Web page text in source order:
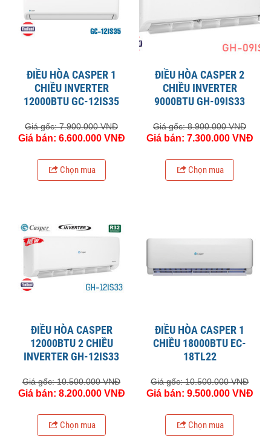
ĐIỀU HÒA CASPER 1
CHIỀU INVERTER
12000BTU GC-12IS35
Giá gốc: 7.900.000 VNĐ
Giá bán: 6.600.000 VNĐ
Chọn mua
ĐIỀU HÒA CASPER 2
CHIỀU INVERTER
9000BTU GH-09IS33
Giá gốc: 8.900.000 VNĐ
Giá bán: 7.300.000 VNĐ
Chọn mua
ĐIỀU HÒA CASPER
12000BTU 2 CHIỀU
INVERTER GH-12IS33
Giá gốc: 10.500.000 VNĐ
Giá bán: 8.200.000 VNĐ
Chọn mua
ĐIỀU HÒA CASPER 1
CHIỀU 18000BTU EC-
18TL22
Giá gốc: 10.500.000 VNĐ
Giá bán: 9.500.000 VNĐ
Chọn mua